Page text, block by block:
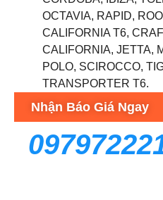
OCTAVIA, RAPID,
CALIFORNIA T6,
CALIFORNIA, JETTA,
POLO, SCIROCCO,
TRANSPORTER T6.
Nhận Báo Giá Ngay